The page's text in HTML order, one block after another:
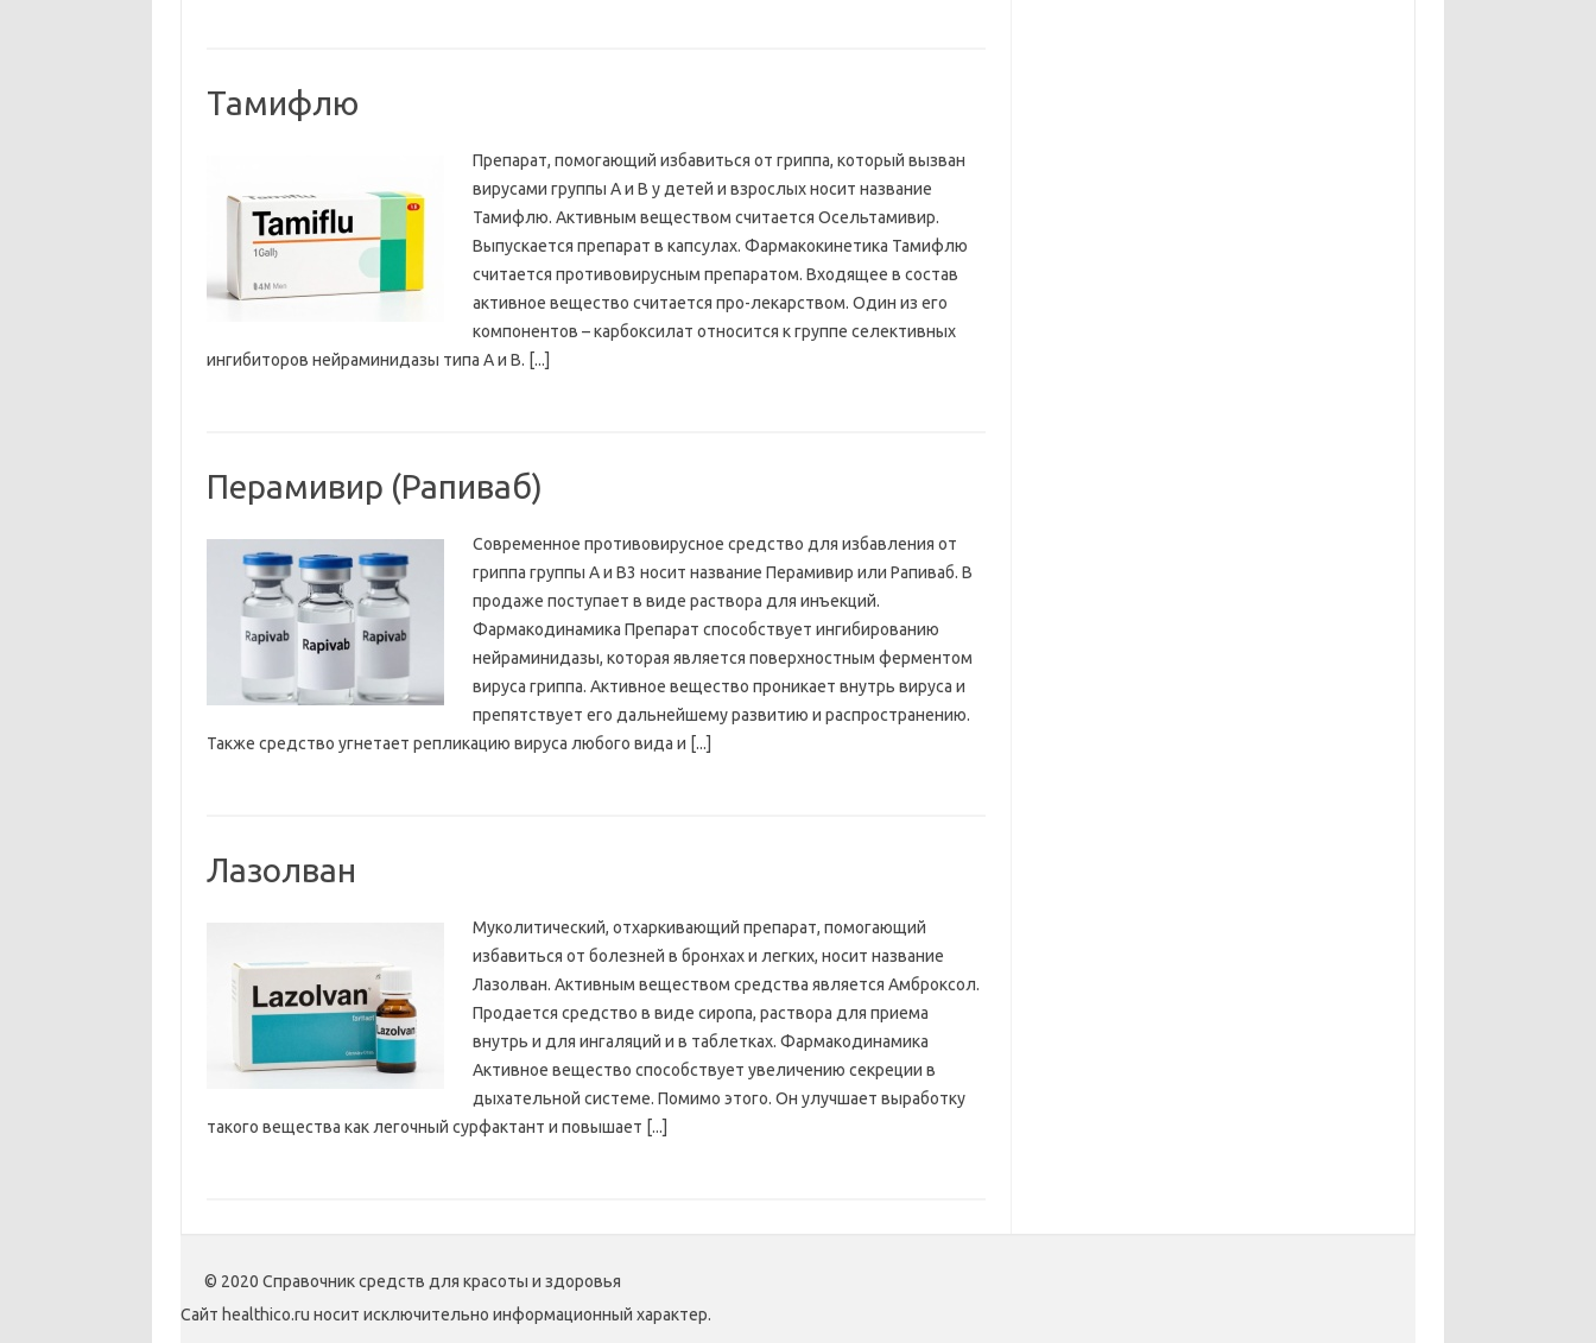
Тамифлю
Препарат, помогающий избавиться от гриппа, который вызван
вирусами группы А и В у детей и взрослых носит название
Тамифлю. Активным веществом считается Осельтамивир.
Выпускается препарат в капсулах. Фармакокинетика Тамифлю
считается противовирусным препаратом. Входящее в состав
активное вещество считается про-лекарством. Один из его
компонентов – карбоксилат относится к группе селективных
ингибиторов нейраминидазы типа А и В. [...]
Перамивир (Рапиваб)
Современное противовирусное средство для избавления от
гриппа группы А и В3 носит название Перамивир или Рапиваб. В
продаже поступает в виде раствора для инъекций.
Фармакодинамика Препарат способствует ингибированию
нейраминидазы, которая является поверхностным ферментом
вируса гриппа. Активное вещество проникает внутрь вируса и
препятствует его дальнейшему развитию и распространению.
Также средство угнетает репликацию вируса любого вида и [...]
Лазолван
Муколитический, отхаркивающий препарат, помогающий
избавиться от болезней в бронхах и легких, носит название
Лазолван. Активным веществом средства является Амброксол.
Продается средство в виде сиропа, раствора для приема
внутрь и для ингаляций и в таблетках. Фармакодинамика
Активное вещество способствует увеличению секреции в
дыхательной системе. Помимо этого. Он улучшает выработку
такого вещества как легочный сурфактант и повышает [...]
© 2020 Справочник средств для красоты и здоровья
Сайт healthico.ru носит исключительно информационный характер.